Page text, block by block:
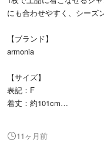
にも合わせやすく、シーズ
【ブランド】
armonia
【サイズ】
表記：F
着丈：約101cm
【カラー】
11ヶ月前